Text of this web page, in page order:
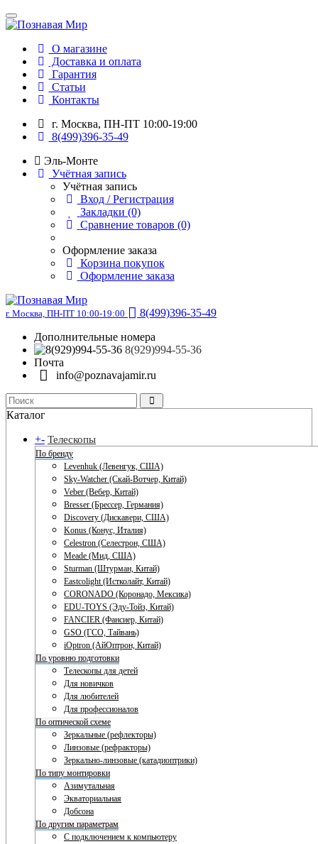
О магазине
Доставка и оплата
Гарантия
Статьи
Контакты
г. Москва, ПН-ПТ 10:00-19:00
8(499)396-35-49
Эль-Монте
Учётная запись
Учётная запись
Вход / Регистрация
Закладки (0)
Сравнение товаров (0)
Оформление заказа
Корзина покупок
Оформление заказа
г. Москва, ПН-ПТ 10:00-19:00
8(499)396-35-49
Дополнительные номера
8(929)994-55-36
Почта
info@poznavajamir.ru
Каталог
+- Телескопы
По бренду
Levenhuk (Левенгук, США)
Sky-Watcher (Скай-Вотчер, Китай)
Veber (Вебер, Китай)
Bresser (Брессер, Германия)
Discovery (Дискавери, США)
Konus (Конус, Италия)
Celestron (Селестрон, США)
Meade (Мид, США)
Sturman (Штурман, Китай)
Eastcolight (Истколайт, Китай)
CORONADO (Коронадо, Мексика)
EDU-TOYS (Эду-Тойз, Китай)
FANCIER (Фансиер, Китай)
GSO (ГСО, Тайвань)
iOptron (АйОптрон, Китай)
По уровню подготовки
Телескопы для детей
Для новичков
Для любителей
Для профессионалов
По оптической схеме
Зеркальные (рефлекторы)
Линзовые (рефракторы)
Зеркально-линзовые (катадиоптрики)
По типу монтировки
Азимутальная
Экваториальная
Добсона
По другим параметрам
С подключением к компьютеру